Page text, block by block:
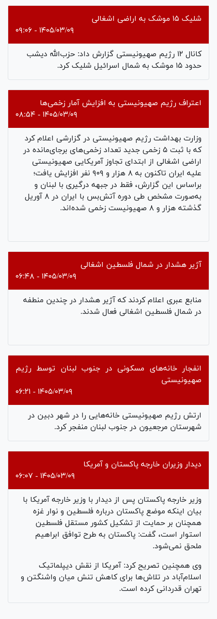
شلیک ۱۵ موشک به اراضی اشغالی
۱۴۰۵/۰۳/۰۹ - ۰۹:۰۶
کانال ۱۲ رژیم صهیونیستی گزارش داد: حزب‌الله دیشب
حدود ۱۵ موشک به شمال اسرائیل شلیک کرد.
اعتراف رژیم صهیونیستی به افزایش آمار زخمی‌ها
۱۴۰۵/۰۳/۰۹ - ۰۸:۵۴
وزارت بهداشت رژیم صهیونیستی در گزارشی اعلام کرد
که با ثبت ۵ زخمی جدید تعداد زخمی‌های برجای‌مانده در
اراضی اشغالی از ابتدای تجاوز آمریکایی صهیونیستی
علیه ایران تاکنون به ۸ هزار و ۹۰۹ نفر افزایش یافت؛
براساس این گزارش، فقط در جبهه درگیری با لبنان و
به‌صورت مشخص طی دوره آتش‌بس با ایران در ۸ آوریل
گذشته هزار و ۸ صهیونیست زخمی شده‌اند.
آژیر هشدار در شمال فلسطین اشغالی
۱۴۰۵/۰۳/۰۹ - ۰۶:۴۸
منابع عبری اعلام کردند که آژير هشدار در چندین منطفه
در شمال فلسطین اشغالی فعال شدند.
انفجار خانه‌‌های مسکونی در جنوب لبنان توسط رژیم
صهیونیستی
۱۴۰۵/۰۳/۰۹ - ۰۶:۲۱
ارتش رژیم صهیونیستی خانه‌هایی را در شهر دبین در
شهرستان مرجعیون در جنوب لبنان منفجر کرد.
دیدار وزیران خارجه پاکستان و آمریکا
۱۴۰۵/۰۳/۰۹ - ۰۶:۰۷
وزیر خارجه پاکستان پس از دیدار با وزیر خارجه آمریکا با
بیان اینکه موضع پاکستان درباره فلسطین و نوار غزه
همچنان بر حمایت از تشکیل کشور مستقل فلسطین
استوار است، گفت: پاکستان به طرح توافق ابراهیم
ملحق نمی‌شود.
وی همچنین تصریح کرد: آمریکا از نقش دیپلماتیک
اسلام‌آباد در تلاش‌ها برای کاهش تنش میان واشنگتن و
تهران قدردانی کرده است.